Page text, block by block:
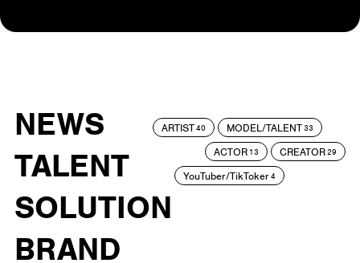
NEWS
TALENT
SOLUTION
BRAND
ARTIST40 MODEL/TALENT33
ACTOR 13 CREATOR29
YouTuber/TikToker4